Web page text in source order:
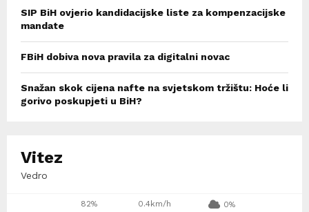
SIP BiH ovjerio kandidacijske liste za kompenzacijske
mandate
FBiH dobiva nova pravila za digitalni novac
Snažan skok cijena nafte na svjetskom tržištu: Hoće li
gorivo poskupjeti u BiH?
Vitez
Vedro
82% 0.4km/h 0%